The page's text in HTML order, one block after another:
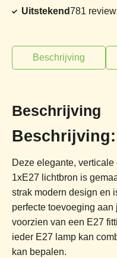
Uitstekend781
Beschrijving
Beschrijving
Beschrijving:
Deze elegante,
1xE27 lichtbron is
strak modern design en
perfecte toevoeging
voorzien van een E27
ieder E27 lamp kan
kan bepalen.